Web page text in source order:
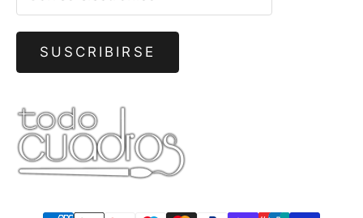
SUSCRIBIRSE